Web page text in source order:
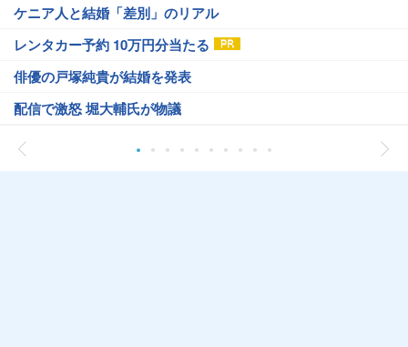
ケニア人と結婚「差別」のリアル
レンタカー予約 10万円分当たる
俳優の戸塚純貴が結婚を発表
配信で激怒 堀大輔氏が物議